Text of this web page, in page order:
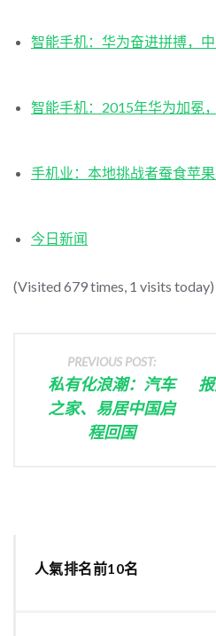
智能手机：华为奋进拼搏，
智能手机：2015年华为加冕
手机业：本地挑战者蚕食苹
今日新闻
(Visited 679 times, 1 visits today)
PREVIOUS POST:
私有化浪潮：汽车
之家、易居中国启
程回国
人氣排名前10名